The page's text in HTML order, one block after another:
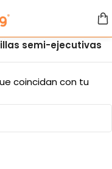
semi-ejecutivas
coincidan con tu